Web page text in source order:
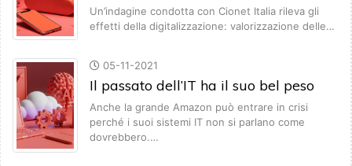
Un’indagine condotta con Cionet Italia rileva gli
effetti della digitalizzazione: valorizzazione delle…
05-11-2021
Il passato dell’IT ha il suo bel peso
Anche la grande Amazon può entrare in crisi
perché i suoi sistemi IT non si parlano come
dovrebbero.…